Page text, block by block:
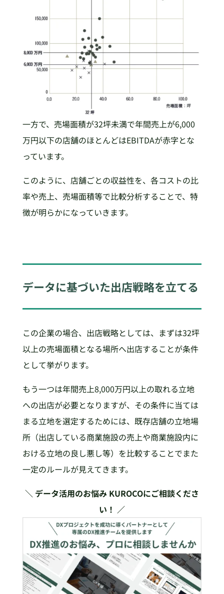
一方で、売場面積が32坪未満で年間売上が6,000
万円以下の店舗のほとんどはEBITDAが赤字とな
っています。
このように、店舗ごとの収益性を、各コストの比
率や売上、売場面積等で比較分析することで、特
徴が明らかになっていきます。
データに基づいた出店戦略を立てる
この企業の場合、出店戦略としては、まずは32坪
以上の売場面積となる場所へ出店することが条件
として挙がります。
もう一つは年間売上8,000万円以上の取れる立地
への出店が必要となりますが、その条件に当ては
まる立地を選定するためには、既存店舗の立地場
所（出店している商業施設の売上や商業施設内に
おける立地の良し悪し等）を比較することでまた
一定のルールが見えてきます。
＼ データ活用のお悩み KUROCOにご相談くださ
い！ ／